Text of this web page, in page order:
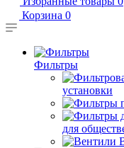
Корзина 0
Фильтры
установки
для